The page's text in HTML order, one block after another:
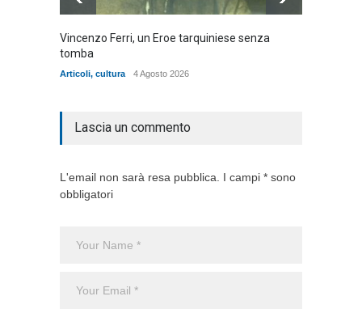
Vincenzo Ferri, un Eroe tarquiniese senza
tomba
Articoli, cultura 4 Agosto 2026
Lascia un commento
L'email non sarà resa pubblica. I campi * sono
obbligatori